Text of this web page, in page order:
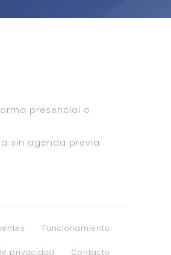
presencial o
sin agenda previa.
Funcionamiento
privacidad Contacto